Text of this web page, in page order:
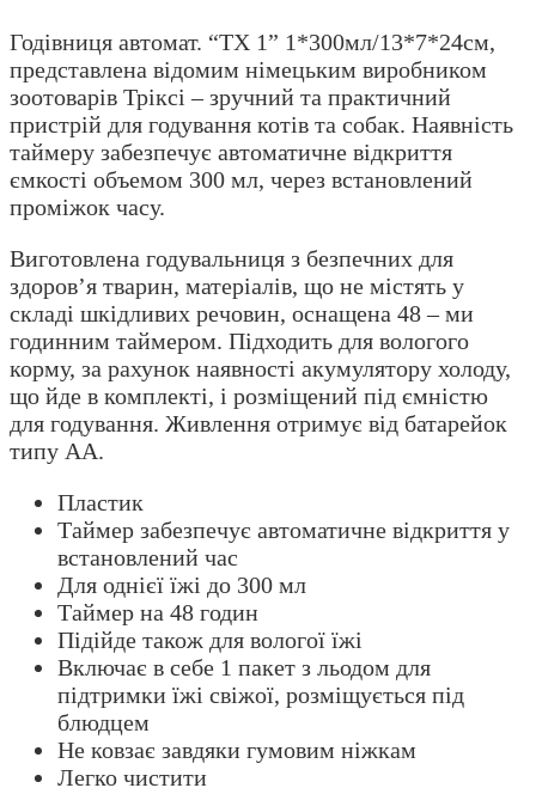
Годівниця автомат. “TX 1” 1*300мл/13*7*24см,
представлена відомим німецьким виробником
зоотоварів Тріксі – зручний та практичний
пристрій для годування котів та собак. Наявність
таймеру забезпечує автоматичне відкриття
ємкості объемом 300 мл, через встановлений
проміжок часу.
Виготовлена годувальниця з безпечних для
здоров’я тварин, матеріалів, що не містять у
складі шкідливих речовин, оснащена 48 – ми
годинним таймером. Підходить для вологого
корму, за рахунок наявності акумулятору холоду,
що йде в комплекті, і розміщений під ємністю
для годування. Живлення отримує від батарейок
типу АА.
Пластик
Таймер забезпечує автоматичне відкриття у
встановлений час
Для однієї їжі до 300 мл
Таймер на 48 годин
Підійде також для вологої їжі
Включає в себе 1 пакет з льодом для
підтримки їжі свіжої, розміщується під
блюдцем
Не ковзає завдяки гумовим ніжкам
Легко чистити